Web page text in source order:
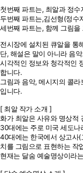
첫번째 파트는, 최알과 정수
두번째 파트는,김선형(정수
세번째 파트는, 함께 그림을
전시장에 설치된 큐알을 통
단, 해설은 말이 아니라 음
시각적인 정보와 청각적인
합니다.
그림과 음악, 메시지의 콜라
입니다.
[ 최알 작가 소개 ]
화가 최알은 사유와 명상적
30대에는 주로 미국 세도
40대에는 한국에서 상고사
치를 그림으로 표현하는 작
현재는 달숨 예술명상이라